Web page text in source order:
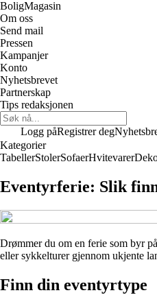
BoligMagasin
Om oss
Send mail
Pressen
Kampanjer
Konto
Nyhetsbrevet
Partnerskap
Tips redaksjonen
Logg påRegistrer deg
Kategorier
TabellerStolerSofaerHvitevarer
Eventyrferie: Slik
Drømmer du om en ferie som byr
eller sykkelturer gjennom ukjente
Finn din eventyrtype